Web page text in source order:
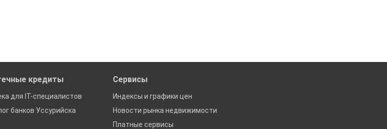
кредиты
для IT-специалистов
банков Уссурийска
Сервисы
Индексы и графики цен
Новости рынка недвижимости
Платные сервисы